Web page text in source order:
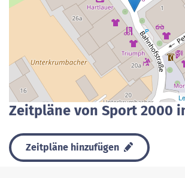
Zeitpläne von Sport 2000
Zeitpläne hinzufügen